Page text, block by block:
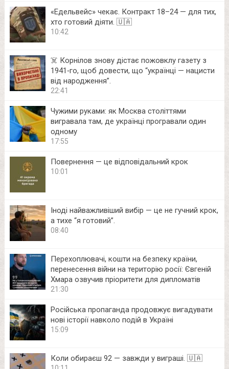
«Едельвейс» чекає. Контракт 18–24 — для тих,
хто готовий діяти. 🇺🇦
10:42
☠️ Корнілов знову дістає пожовклу газету з
1941‑го, щоб довести, що “українці — нацисти
від народження”.
22:41
Чужими руками: як Москва століттями
вигравала там, де українці програвали один
одному
17:55
Повернення — це відповідальний крок
10:01
Іноді найважливіший вибір — це не гучний крок,
а тихе “я готовий”.
08:40
Перехоплювачі, кошти на безпеку країни,
перенесення війни на територію росії: Євгеній
Хмара озвучив пріоритети для дипломатів
21:30
Російська пропаганда продовжує вигадувати
нові історії навколо подій в Україні
15:09
Коли обираєш 92 — завжди у виграші. 🇺🇦